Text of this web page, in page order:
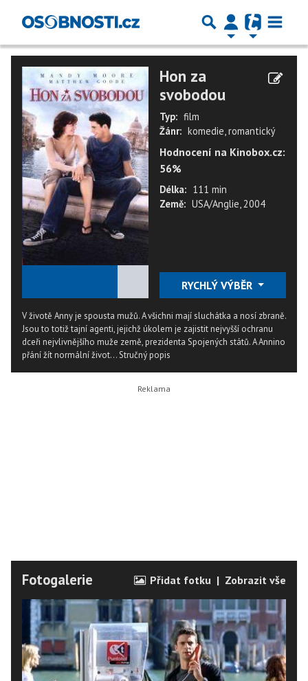
Hon za
svobodou
Typ: film
Žánr: komedie, romantický
Hodnocení na Kinobox.cz:
56%
Délka: 111 min
Země: USA/Anglie, 2004
RYCHLÝ VÝBĚR
V životě Anny je spousta mužů. A všichni mají sluchátka a nosí zbraně.
Jsou to totiž tajní agenti, jejichž úkolem je zajistit nejvyšší ochranu
dceři nejvlivnějšího muže země, prezidenta Spojených států. A Annino
přání žít normální život...Stručný popis
Fotogalerie Přidat fotku | Zobrazit vše